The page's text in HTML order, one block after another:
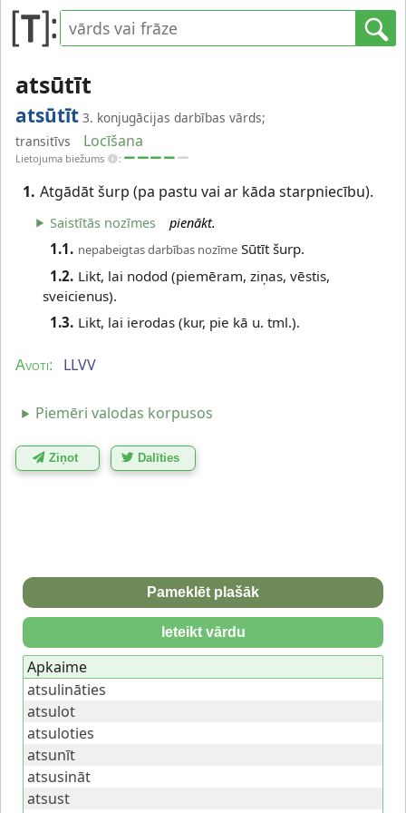
atsūtīt
atsūtīt 3. konjugācijas darbības vārds;
transitīvs
Locīšana
Lietojuma biežums :
1. Atgādāt šurp (pa pastu vai ar kāda starpniecību).
Saistītās nozīmes pienākt.
1.1. nepabeigtas darbības nozīme Sūtīt šurp.
1.2. Likt, lai nodod (piemēram, ziņas, vēstis,
sveicienus).
1.3. Likt, lai ierodas (kur, pie kā u. tml.).
Avoti: LLVV
Piemēri valodas korpusos
Ziņot Dalīties
Pameklēt plašāk
Ieteikt vārdu
Apkaime
atsulināties
atsulot
atsuloties
atsunīt
atsusināt
atsust